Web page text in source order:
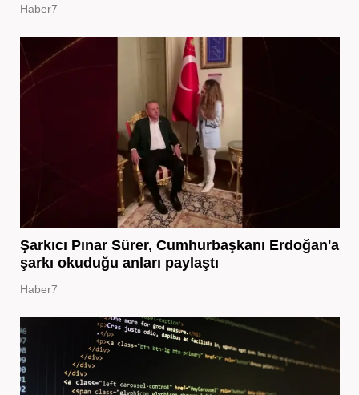
Haber7
Şarkıcı Pınar Sürer, Cumhurbaşkanı Erdoğan'a
şarkı okuduğu anları paylaştı
Haber7